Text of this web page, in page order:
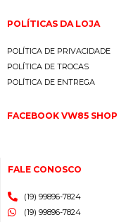
POLÍTICAS DA LOJA
POLÍTICA DE PRIVACIDADE
POLÍTICA DE TROCAS
POLÍTICA DE ENTREGA
FACEBOOK VW85 SHOP
FALE CONOSCO
(19) 99896-7824
(19) 99896-7824